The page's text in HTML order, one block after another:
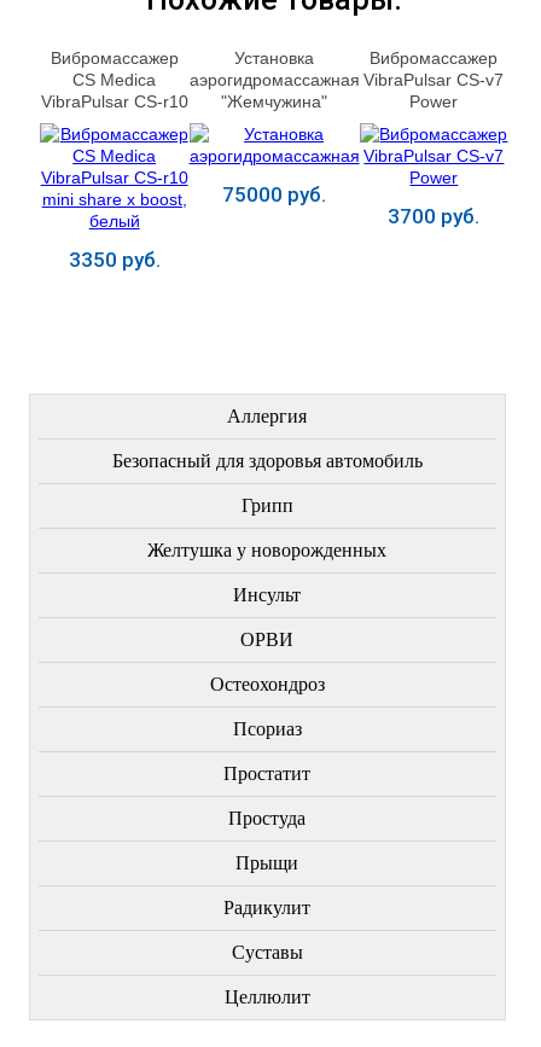
Вибромассажер
CS Medica
VibraPulsar CS-r10
mini share х boost,
белый
3350 руб.
Установка
аэрогидромассажная
"Жемчужина"
75000 руб.
Вибромассажер
VibraPulsar CS-v7
Power
3700 руб.
Аллергия
Безопасный для здоровья автомобиль
Грипп
Желтушка у новорожденных
Инсульт
ОРВИ
Остеохондроз
Пcориаз
Простатит
Простуда
Прыщи
Радикулит
Суставы
Целлюлит